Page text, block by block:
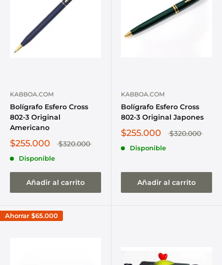
KABBOA.COM
Bolígrafo Esfero Cross
802-3 Original
Americano
$255.000 $320.000
Disponible
Añadir al carrito
KABBOA.COM
Bolígrafo Esfero Cross
802-3 Original Japones
$255.000 $320.000
Disponible
Añadir al carrito
Ahorrar $65.000